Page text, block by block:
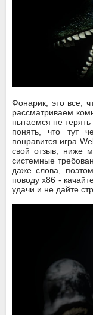
Фонарик, это все,
рассматриваем
пытаемся не
понять, что тут
понравится игра
свой отзыв, ниже
системные
даже слова,
поводу x86 -
удачи и не дайте